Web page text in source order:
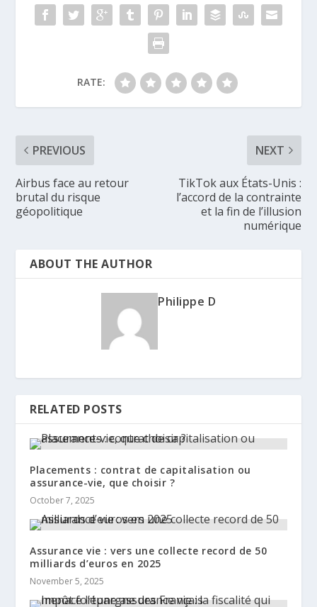
RATE:
PREVIOUS
Airbus face au retour
brutal du risque
géopolitique
NEXT
TikTok aux États-Unis :
l’accord de la contrainte
et la fin de l’illusion
numérique
ABOUT THE AUTHOR
Philippe D
RELATED POSTS
Placements : contrat de capitalisation ou
assurance-vie, que choisir ?
October 7, 2025
Assurance vie : vers une collecte record de 50
milliards d’euros en 2025
November 5, 2025